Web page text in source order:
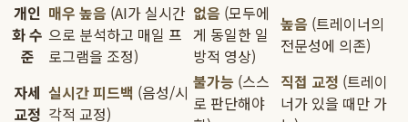
개인
화 수
준
매우 높음 (AI가 실시간
으로 분석하고 매일 프
로그램을 조정)
없음 (모두에
게 동일한 일
방적 영상)
높음 (트레이너의
전문성에 의존)
자세
교정
실시간 피드백 (음성/시
각적 교정)
불가능 (스스
로 판단해야
직접 교정 (트레이
너가 있을 때만 가